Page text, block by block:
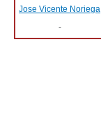
Jose Vicente Noriega
-